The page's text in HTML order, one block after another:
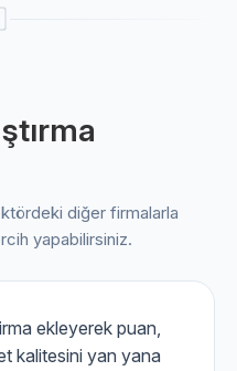
diğer firmalarla
yapabilirsiniz.
ekleyerek puan,
kalitesini yan yana